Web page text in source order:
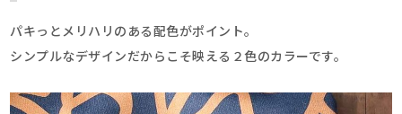
パキっとメリハリのある配色がポイント。
シンプルなデザインだからこそ映える２色のカラーです。